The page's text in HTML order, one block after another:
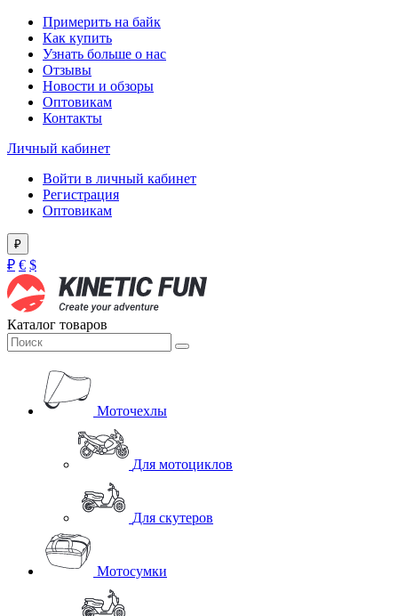
Примерить на байк
Как купить
Узнать больше о нас
Отзывы
Новости и обзоры
Оптовикам
Контакты
Личный кабинет
Войти в личный кабинет
Регистрация
Оптовикам
₽
₽ € $
Каталог товаров
Моточехлы
Для мотоциклов
Для скутеров
Мотосумки